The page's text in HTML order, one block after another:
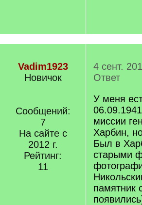
Vadim1923
Новичок
Сообщений:
7
На сайте с
2012 г.
Рейтинг:
11
4 сент.
Ответ
У меня
миссии
Харбин,
Был в
старыми
памятник